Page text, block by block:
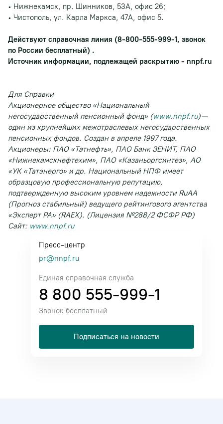
• Нижнекамск, пр. Шинников, 53А, офис 26;
• Чистополь, ул. Карла Маркса, 47А, офис 5.
Действуют справочная линия (8-800-555-999-1, звонок
по России бесплатный) .
Источник информации, подлежащей раскрытию - nnpf.ru
Для Справки
Акционерное общество «Национальный
негосударственный пенсионный фонд» (www.nnpf.ru) —
один из крупнейших межотраслевых негосударственных
пенсионных фондов. Создан в апреле 1997 года.
Акционеры: ПАО «Татнефть», ПАО Банк ЗЕНИТ, ПАО
«Нижнекамскнефтехим», ПАО «Казаньоргсинтез», АО
«УК «Татэнерго» и др. Национальный НПФ имеет
образцовую профессиональную репутацию,
подтвержденную высоким уровнем надежности RuAA
(Прогноз стабильный) ведущего рейтингового агентства
«Эксперт РА» (RAEX). (Лицензия №288/2 ФСФР РФ)
Сайт: www.nnpf.ru
Пресс-центр
pr@nnpf.ru
Единая справочная служба
8 800 555-999-1
Звонок бесплатный
Подписаться на новости